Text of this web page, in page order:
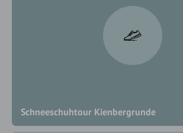
Schneeschuhtour Kienbergrunde